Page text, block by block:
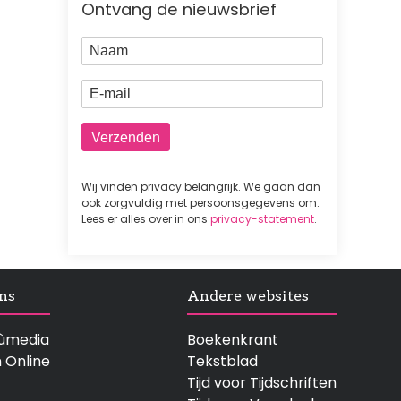
Ontvang de nieuwsbrief
Naam
E-mail
Wij vinden privacy belangrijk. We gaan dan
ook zorgvuldig met persoonsgegevens om.
Lees er alles over in ons privacy-statement.
Online
Andere websites
Boekenkrant
Tekstblad
Tijd voor Tijdschriften